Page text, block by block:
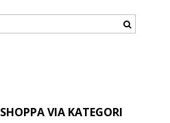
SHOPPA VIA KATEGORI